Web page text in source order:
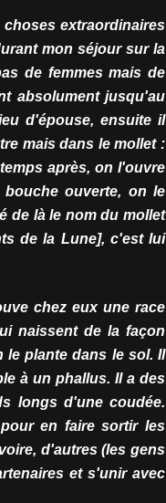
extraordinaires
mon séjour sur la
de femmes mais de
absolument jusqu'au
d'épouse, ensuite il
mais dans le mollet :
après, on l'ouvre
ouverte, on le
de là le nom du mollet
de la Lune], c'est lui
chez eux une race
naissent de la façon
le plante dans le sol. Il
à un phallus. Il a des
longs d'une coudée.
en faire sortir les
d'autres (les gens
et s'unir avec